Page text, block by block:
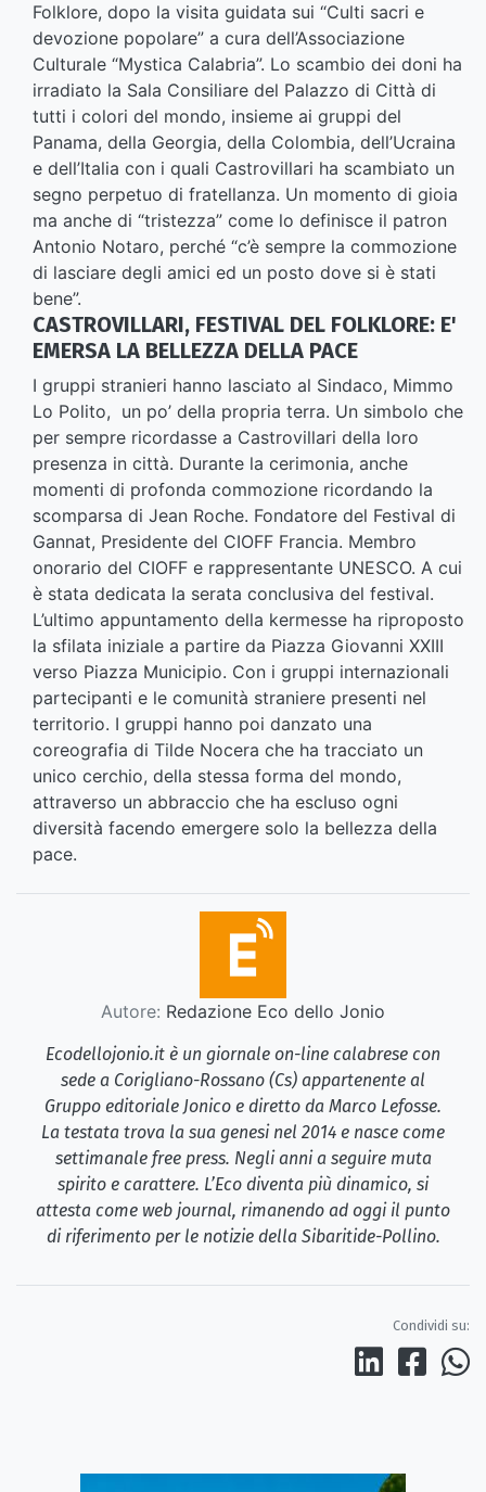
Folklore, dopo la visita guidata sui “Culti sacri e
devozione popolare” a cura dell’Associazione
Culturale “Mystica Calabria”. Lo scambio dei doni ha
irradiato la Sala Consiliare del Palazzo di Città di
tutti i colori del mondo, insieme ai gruppi del
Panama, della Georgia, della Colombia, dell’Ucraina
e dell’Italia con i quali Castrovillari ha scambiato un
segno perpetuo di fratellanza. Un momento di gioia
ma anche di “tristezza” come lo definisce il patron
Antonio Notaro, perché “c’è sempre la commozione
di lasciare degli amici ed un posto dove si è stati
bene”.
CASTROVILLARI, FESTIVAL DEL FOLKLORE: E'
EMERSA LA BELLEZZA DELLA PACE
I gruppi stranieri hanno lasciato al Sindaco, Mimmo
Lo Polito, un po’ della propria terra. Un simbolo che
per sempre ricordasse a Castrovillari della loro
presenza in città. Durante la cerimonia, anche
momenti di profonda commozione ricordando la
scomparsa di Jean Roche. Fondatore del Festival di
Gannat, Presidente del CIOFF Francia. Membro
onorario del CIOFF e rappresentante UNESCO. A cui
è stata dedicata la serata conclusiva del festival.
L’ultimo appuntamento della kermesse ha riproposto
la sfilata iniziale a partire da Piazza Giovanni XXIII
verso Piazza Municipio. Con i gruppi internazionali
partecipanti e le comunità straniere presenti nel
territorio. I gruppi hanno poi danzato una
coreografia di Tilde Nocera che ha tracciato un
unico cerchio, della stessa forma del mondo,
attraverso un abbraccio che ha escluso ogni
diversità facendo emergere solo la bellezza della
pace.
Autore: Redazione Eco dello Jonio
Ecodellojonio.it è un giornale on-line calabrese con
sede a Corigliano-Rossano (Cs) appartenente al
Gruppo editoriale Jonico e diretto da Marco Lefosse.
La testata trova la sua genesi nel 2014 e nasce come
settimanale free press. Negli anni a seguire muta
spirito e carattere. L’Eco diventa più dinamico, si
attesta come web journal, rimanendo ad oggi il punto
di riferimento per le notizie della Sibaritide-Pollino.
Condividi su: